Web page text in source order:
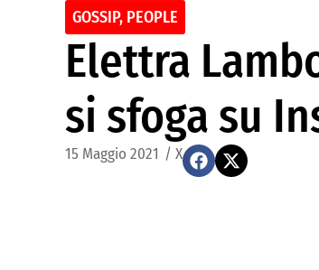
GOSSIP, PEOPLE
Elettra
si sfoga su
15 Maggio 2021 / X